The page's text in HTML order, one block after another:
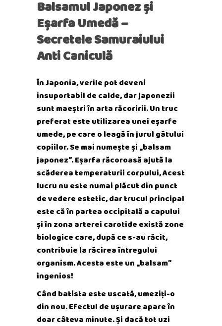
Balsamul Japonez și
Eșarfa Umedă –
Secretele Samuraiului
Anti Caniculă
În Japonia, verile pot deveni
insuportabil de calde, dar japonezii
sunt maeștri în arta răcoririi. Un truc
preferat este utilizarea unei eșarfe
umede, pe care o leagă în jurul gâtului
copiilor. Se mai numește și „balsam
japonez”. Eșarfa răcoroasă ajută la
scăderea temperaturii corpului, Acest
lucru nu este numai plăcut din punct
de vedere estetic, dar trucul principal
este că în partea occipitală a capului
și în zona arterei carotide există zone
biologice care, după ce s-au răcit,
contribuie la răcirea întregului
organism. Acesta este un „balsam”
ingenios!
Când batista este uscată, umeziți-o
din nou. Efectul de ușurare apare în
doar câteva minute. Și dacă tot uzi